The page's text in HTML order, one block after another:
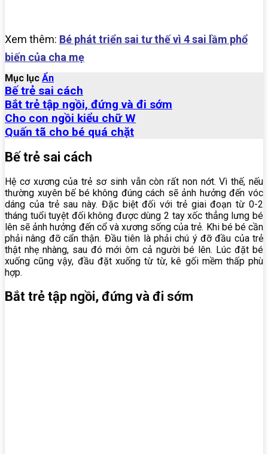
Xem thêm: Bé phát triển sai tư thế vì 4 sai lầm phổ
biến của cha mẹ
Mục lục Ẩn
Bế trẻ sai cách
Bắt trẻ tập ngồi, đứng và đi sớm
Cho con ngồi kiểu chữ W
Quấn tã cho bé quá chặt
Bế trẻ sai cách
Hệ cơ xương của trẻ sơ sinh vẫn còn rất non nớt. Vì thế, nếu
thường xuyên bế bé không đúng cách sẽ ảnh hưởng đến vóc
dáng của trẻ sau này. Đặc biệt đối với trẻ giai đoạn từ 0-2
tháng tuổi tuyệt đối không được dùng 2 tay xốc thẳng lưng bé
lên sẽ ảnh hưởng đến cổ và xương sống của trẻ. Khi bé bé cần
phải nâng đỡ cẩn thận. Đầu tiên là phải chú ý đỡ đầu của trẻ
thật nhẹ nhàng, sau đó mới ôm cả người bé lên. Lúc đặt bé
xuống cũng vậy, đầu đặt xuống từ từ, kê gối mềm thấp phù
hợp.
Bắt trẻ tập ngồi, đứng và đi sớm